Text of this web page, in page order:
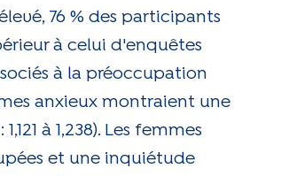
76 % des participants
à celui d'enquêtes
à la préoccupation
anxieux montraient une
à 1,238). Les femmes
et une inquiétude